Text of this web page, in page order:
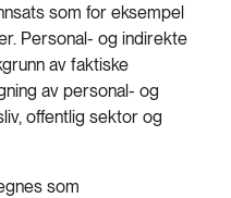
som for eksempel
Personal- og indirekte
av faktiske
av personal- og
offentlig sektor og
som